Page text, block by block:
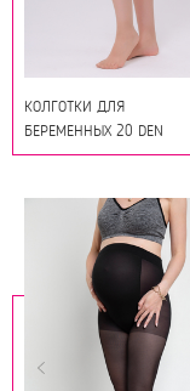
КОЛГОТКИ ДЛЯ
БЕРЕМЕННЫХ 20 DEN
18134 ТЕЛЕСНЫЙ